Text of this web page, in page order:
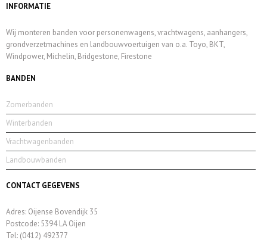
INFORMATIE
Wij monteren banden voor personenwagens, vrachtwagens, aanhangers,
grondverzetmachines en landbouwvoertuigen van o.a. Toyo, BKT,
Windpower, Michelin, Bridgestone, Firestone
BANDEN
Zomerbanden
Winterbanden
Vrachtwagenbanden
Landbouwbanden
CONTACT GEGEVENS
Adres: Oijense Bovendijk 35
Postcode: 5394 LA Oijen
Tel: (0412) 492377